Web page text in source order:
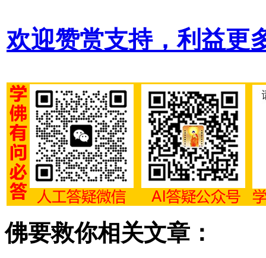
欢迎赞赏支持，利益更
佛要救你相关文章：